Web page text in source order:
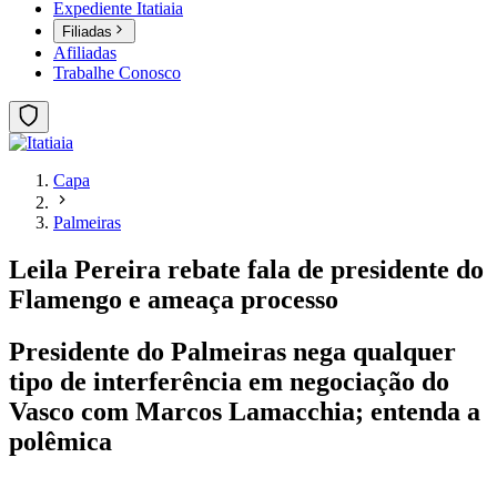
Expediente Itatiaia
Filiadas
Afiliadas
Trabalhe Conosco
Capa
Palmeiras
Leila Pereira rebate fala de presidente do
Flamengo e ameaça processo
Presidente do Palmeiras nega qualquer
tipo de interferência em negociação do
Vasco com Marcos Lamacchia; entenda a
polêmica